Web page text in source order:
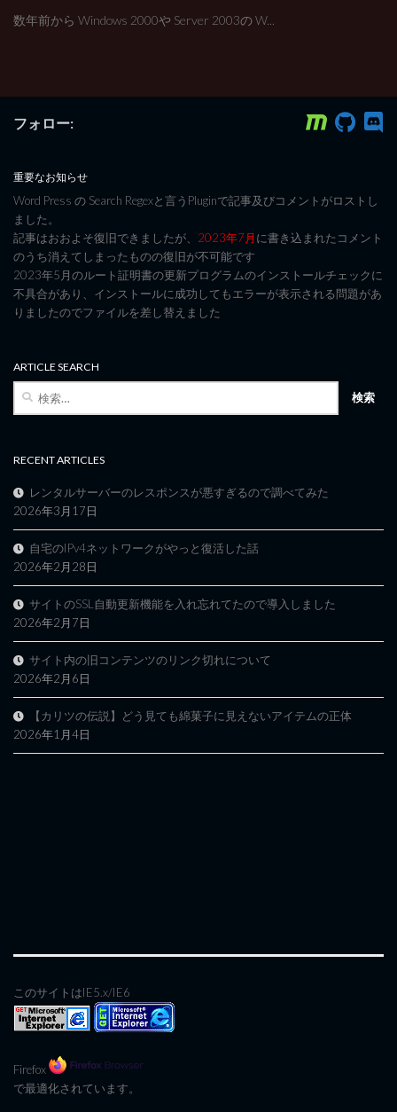
数年前から Windows 2000や Server 2003の W...
フォロー:
重要なお知らせ
Word Press の Search Regexと言うPluginで記事及びコメントがロストし
ました。
記事はおおよそ復旧できましたが、 2023年7月に書き込まれたコメント
のうち消えてしまったものの復旧が不可能です
2023年5月のルート証明書の更新プログラムのインストールチェックに
不具合があり、インストールに成功してもエラーが表示される問題があ
りましたのでファイルを差し替えました
ARTICLE SEARCH
RECENT ARTICLES
レンタルサーバーのレスポンスが悪すぎるので調べてみた
2026年3月17日
自宅のIPv4ネットワークがやっと復活した話
2026年2月28日
サイトのSSL自動更新機能を入れ忘れてたので導入しました
2026年2月7日
サイト内の旧コンテンツのリンク切れについて
2026年2月6日
【カリツの伝説】どう見ても綿菓子に見えないアイテムの正体
2026年1月4日
このサイトはIE5.x/IE6
Firefox
で最適化されています。